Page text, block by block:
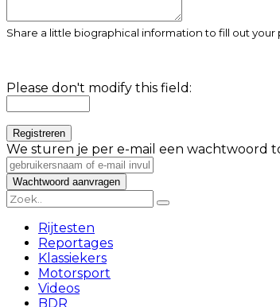
Share a little biographical information to fill out your
Please don't modify this field:
We sturen je per e-mail een wachtwoord
Rijtesten
Reportages
Klassiekers
Motorsport
Videos
BDR